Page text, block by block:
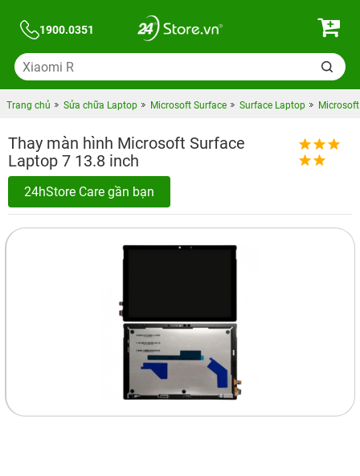
1900.0351
Trang chủ Sửa chữa Laptop Microsoft Surface Surface Laptop
Thay màn hình Microsoft Surface
Laptop 7 13.8 inch
24hStore Care gần bạn